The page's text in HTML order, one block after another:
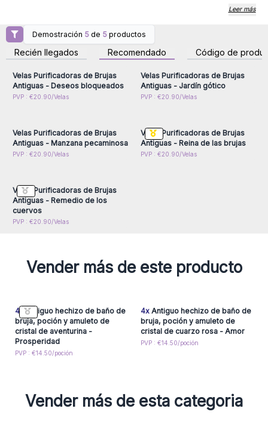
- La Reina Bruja refleja la esencia del liderazgo y el poder
- La Manzana Pecaminosa, una tentación y un conocimiento
antiguo representado en este intrigante diseño.
- El Remedio de los Cuervos es un homenaje a los antiguos
curanderos y a los secretos de la naturaleza.
- Deseos Aprisionados, un faro de intenciones que libera los
sueños más profundos.
estas velas ofrecen una combustión duradera y uniforme,
ideal para rituales, meditaciones o simplemente para crear un
rituales de calidad, con nuestros productos para rituales con
nuestrosmanteles de altar
También pueden combinarlos con los
Leer más
Demostración 5 de 5 productos
Recién llegados Recomendado Código de
Inicie sesión o regístrese
para obtener precios al
por mayor
Velas Purificadoras de Brujas
Antiguas - Deseos bloqueados
PVP : €20.90/Velas
para obtener precios al
por mayor
Velas Purificadoras de Brujas
Antiguas - Jardín gótico
PVP : €20.90/Velas
Inicie sesión o regístrese
Velas Purificadoras de Brujas
Antiguas - Manzana pecaminosa
PVP : €20.90/Velas
Inicie sesión o regístrese
Velas Purificadoras de Brujas
Antiguas - Reina de las brujas
PVP : €20.90/Velas
Inicie sesión o regístrese
Velas Purificadoras de Brujas
Antiguas - Remedio de los
cuervos
PVP : €20.90/Velas
Vender más de este producto
4x Antiguo hechizo de baño de
bruja, poción y amuleto de
cristal de aventurina -
Prosperidad
PVP : €14.50/poción
4xAntiguo hechizo de baño de
bruja, poción y amuleto de
cristal de cuarzo rosa - Amor
PVP : €14.50/poción
Vender más de esta categoria